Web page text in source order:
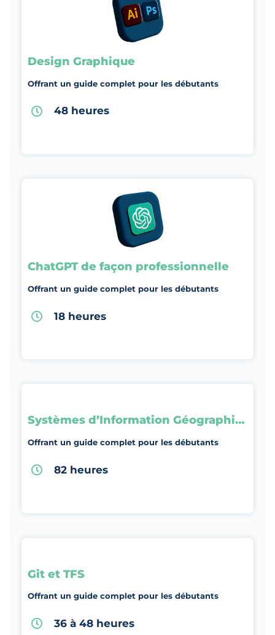
Design Graphique
Offrant un guide complet pour les débutants
48 heures
ChatGPT de façon professionnelle
Offrant un guide complet pour les débutants
18 heures
Systèmes d’Information Géographique
Offrant un guide complet pour les débutants
82 heures
Git et TFS
Offrant un guide complet pour les débutants
36 à 48 heures